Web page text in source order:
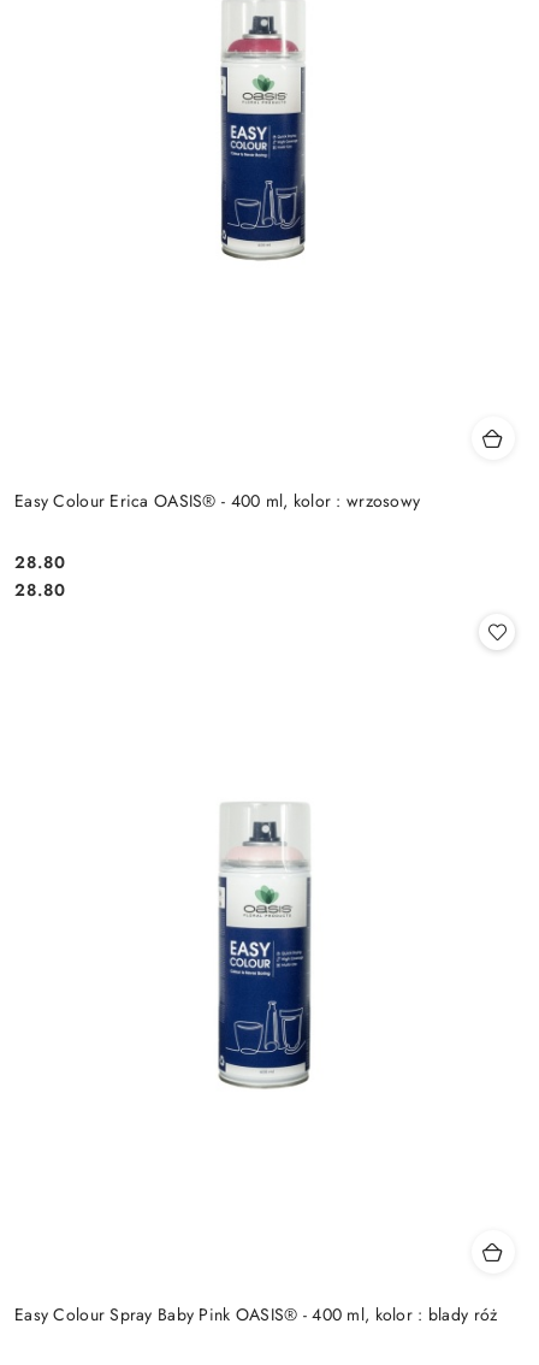
Easy Colour Erica OASIS® - 400 ml, kolor : wrzosowy
Cena:
28.80
Cena:
28.80
Easy Colour Spray Baby Pink OASIS® - 400 ml, kolor : blady róż